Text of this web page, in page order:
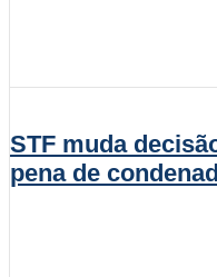
STF muda
pena de